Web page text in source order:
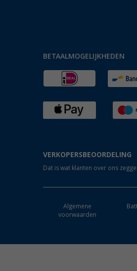
BETAALMOGELIJKHEDEN
VERKOPERSBEOORDELING
Dat is wat klanten over ons
Algemene
voorwaarden